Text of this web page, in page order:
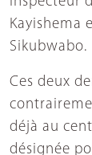
Kayishema
Sikubwabo.
Ces deux
déjà au
désignée